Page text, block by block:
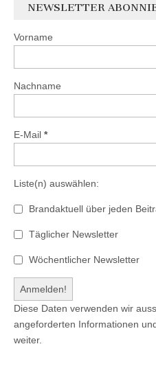
NEWSLETTER
Vorname
Nachname
E-Mail *
Liste(n) auswählen:
Brandaktuell über jeden
Täglicher Newsletter
Wöchentlicher Newsletter
Diese Daten verwenden wir
angeforderten Informationen
weiter.